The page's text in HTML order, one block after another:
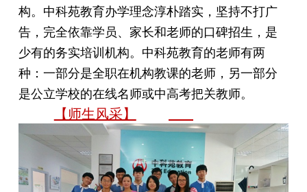
构。中科苑教育办学理念淳朴踏实，坚持不打广
告，完全依靠学员、家长和老师的口碑招生，是
少有的务实培训机构。中科苑教育的老师有两
种：一部分是全职在机构教课的老师，另一部分
是公立学校的在线名师或中高考把关教师。
【师生风采】